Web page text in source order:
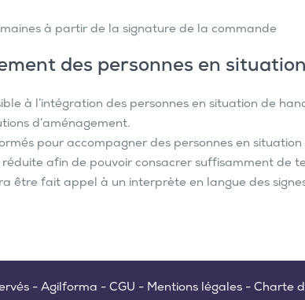
à partir de la signature de la commande
des personnes en
à l’intégration des personnes en situation de
d’aménagement.
pour accompagner des personnes en
afin de pouvoir consacrer suffisamment de
être fait appel à un interprète en langue des
- Agilforma - CGU - Mentions légales- Charte